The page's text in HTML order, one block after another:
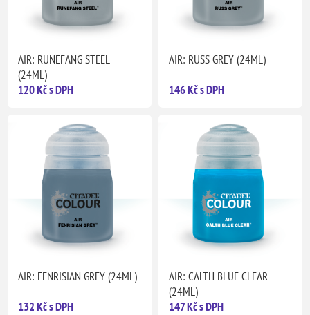
AIR: RUNEFANG STEEL
(24ML)
120 Kč s DPH
AIR: RUSS GREY (24ML)
146 Kč s DPH
AIR: FENRISIAN GREY (24ML)
132 Kč s DPH
AIR: CALTH BLUE CLEAR
(24ML)
147 Kč s DPH